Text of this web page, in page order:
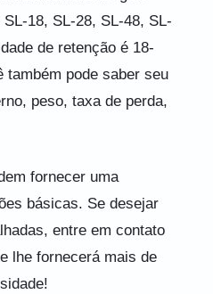
18, SL-28, SL-48, SL-
de retenção é 18-
também pode saber seu
peso, taxa de perda,
fornecer uma
básicas. Se desejar
entre em contato
lhe fornecerá mais de